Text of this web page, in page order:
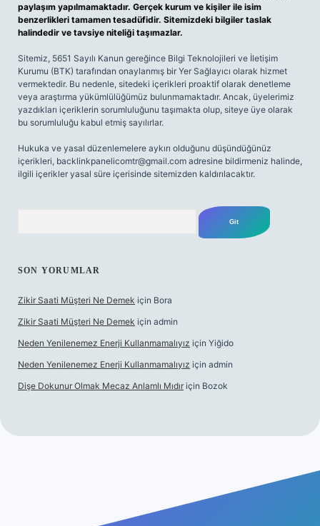
paylaşım yapılmamaktadır. Gerçek kurum ve kişiler ile isim
benzerlikleri tamamen tesadüfidir. Sitemizdeki bilgiler taslak
halindedir ve tavsiye niteliği taşımazlar.
Sitemiz, 5651 Sayılı Kanun gereğince Bilgi Teknolojileri ve İletişim
Kurumu (BTK) tarafından onaylanmış bir Yer Sağlayıcı olarak hizmet
vermektedir. Bu nedenle, sitedeki içerikleri proaktif olarak denetleme
veya araştırma yükümlülüğümüz bulunmamaktadır. Ancak, üyelerimiz
yazdıkları içeriklerin sorumluluğunu taşımakta olup, siteye üye olarak
bu sorumluluğu kabul etmiş sayılırlar.
Hukuka ve yasal düzenlemelere aykırı olduğunu düşündüğünüz
içerikleri, backlinkpanelicomtr@gmail.com adresine bildirmeniz halinde,
ilgili içerikler yasal süre içerisinde sitemizden kaldırılacaktır.
SON YORUMLAR
Zikir Saati Müşteri Ne Demek için Bora
Zikir Saati Müşteri Ne Demek için admin
Neden Yenilenemez Enerji Kullanmamalıyız için Yiğido
Neden Yenilenemez Enerji Kullanmamalıyız için admin
Dişe Dokunur Olmak Mecaz Anlamlı Mıdır için Bozok